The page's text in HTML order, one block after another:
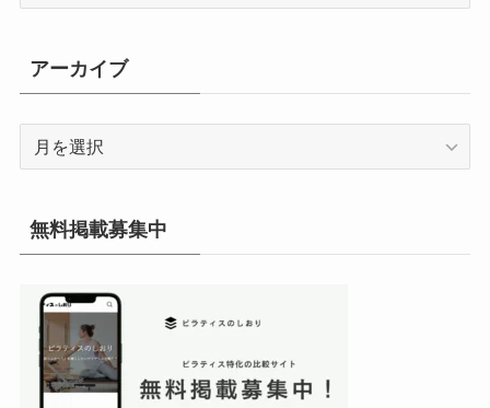
リ
ー
アーカイブ
イ
ブ
無料掲載募集中